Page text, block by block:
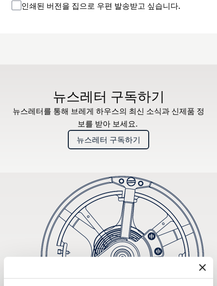
인쇄된 버전을 집으로 우편 발송받고 싶습니다.
뉴스레터 구독하기
뉴스레터를 통해 브레게 하우스의 최신 소식과 신제품 정
보를 받아 보세요.
뉴스레터 구독하기